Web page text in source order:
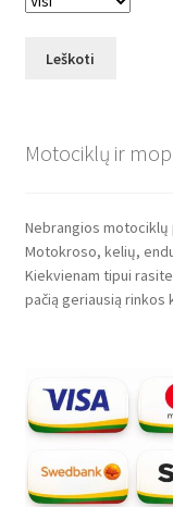
Leškoti
Motociklų ir
Nebrangios motociklų
Motokroso, kelių,
Kiekvienam tipui
pačią geriausią rinkos